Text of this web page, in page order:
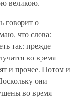
великою.
говорит о
что слова:
так: прежде
во время
и прочее. Потом и
они
во время